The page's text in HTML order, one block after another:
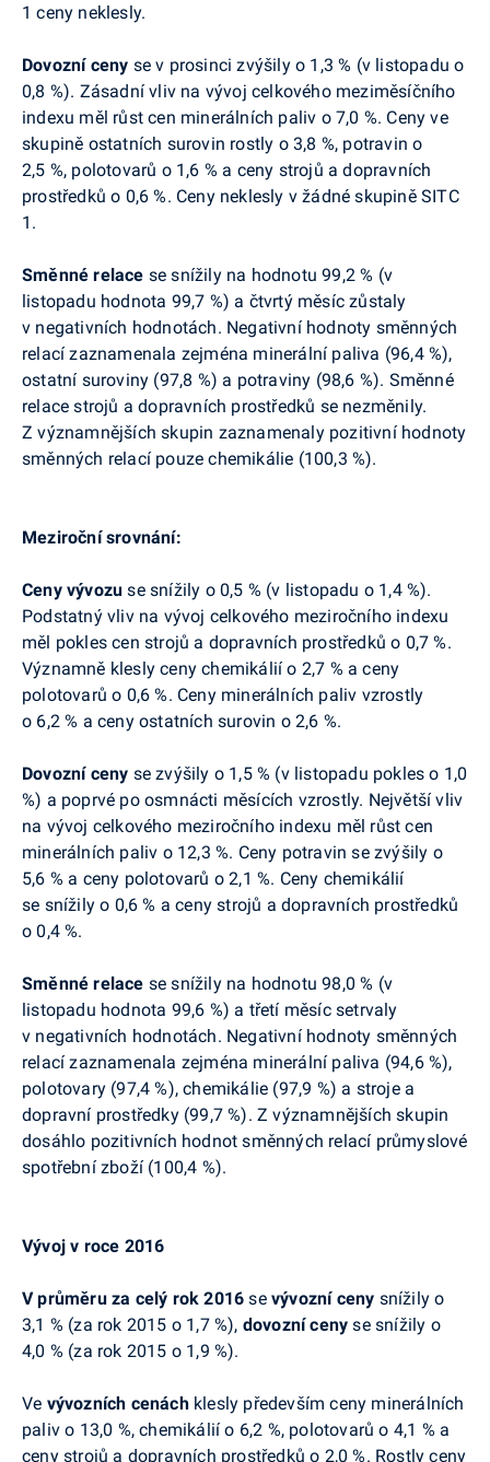
1 ceny neklesly.
Dovozní ceny se v prosinci zvýšily o 1,3 % (v listopadu o
0,8 %). Zásadní vliv na vývoj celkového meziměsíčního
indexu měl růst cen minerálních paliv o 7,0 %. Ceny ve
skupině ostatních surovin rostly o 3,8 %, potravin o
2,5 %, polotovarů o 1,6 % a ceny strojů a dopravních
prostředků o 0,6 %. Ceny neklesly v žádné skupině SITC
1.
Směnné relace se snížily na hodnotu 99,2 % (v
listopadu hodnota 99,7 %) a čtvrtý měsíc zůstaly
v negativních hodnotách. Negativní hodnoty směnných
relací zaznamenala zejména minerální paliva (96,4 %),
ostatní suroviny (97,8 %) a potraviny (98,6 %). Směnné
relace strojů a dopravních prostředků se nezměnily.
Z významnějších skupin zaznamenaly pozitivní hodnoty
směnných relací pouze chemikálie (100,3 %).
Meziroční srovnání:
Ceny vývozu se snížily o 0,5 % (v listopadu o 1,4 %).
Podstatný vliv na vývoj celkového meziročního indexu
měl pokles cen strojů a dopravních prostředků o 0,7 %.
Významně klesly ceny chemikálií o 2,7 % a ceny
polotovarů o 0,6 %. Ceny minerálních paliv vzrostly
o 6,2 % a ceny ostatních surovin o 2,6 %.
Dovozní ceny se zvýšily o 1,5 % (v listopadu pokles o 1,0
%) a poprvé po osmnácti měsících vzrostly. Největší vliv
na vývoj celkového meziročního indexu měl růst cen
minerálních paliv o 12,3 %. Ceny potravin se zvýšily o
5,6 % a ceny polotovarů o 2,1 %. Ceny chemikálií
se snížily o 0,6 % a ceny strojů a dopravních prostředků
o 0,4 %.
Směnné relace se snížily na hodnotu 98,0 % (v
listopadu hodnota 99,6 %) a třetí měsíc setrvaly
v negativních hodnotách. Negativní hodnoty směnných
relací zaznamenala zejména minerální paliva (94,6 %),
polotovary (97,4 %), chemikálie (97,9 %) a stroje a
dopravní prostředky (99,7 %). Z významnějších skupin
dosáhlo pozitivních hodnot směnných relací průmyslové
spotřební zboží (100,4 %).
Vývoj v roce 2016
V průměru za celý rok 2016 sevývozní ceny snížily o
3,1 % (za rok 2015 o 1,7 %), dovozní ceny se snížily o
4,0 % (za rok 2015 o 1,9 %).
Ve vývozních cenáchklesly především ceny minerálních
paliv o 13,0 %, chemikálií o 6,2 %, polotovarů o 4,1 % a
ceny strojů a dopravních prostředků o 2,0 %. Rostly ceny